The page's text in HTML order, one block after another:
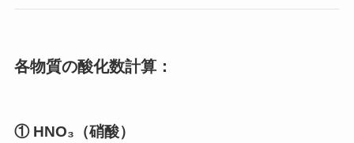
各物質の酸化数計算：
① HNO₃（硝酸）